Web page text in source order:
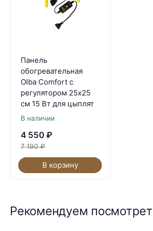
Панель
обогревательная
Olba Comfort с
регулятором 25х25
см 15 Вт для цыплят
В наличии
4 550 ₽
7 190 ₽
В корзину
Рекомендуем